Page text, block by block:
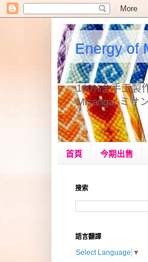
Energy of
100%全手工製
Misanga, ミサ
首頁 今期出售
搜索
語言翻譯
Select Language ▼